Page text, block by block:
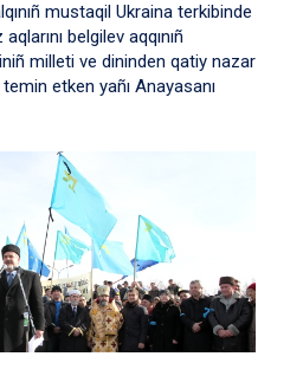
mustaqil Ukraina terkibinde
belgilev aqqınıñ
milleti ve dininden qatiy nazar
etken yañı Anayasanı